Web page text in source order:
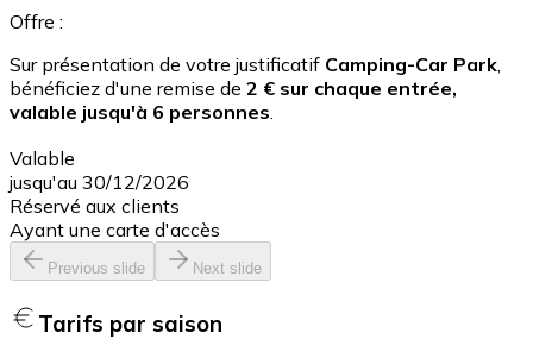
Offre :
Sur présentation de votre justificatif Camping-Car Park,
bénéficiez d'une remise de 2 € sur chaque entrée,
valable jusqu'à 6 personnes.
Valable
jusqu'au 30/12/2026
Réservé aux clients
Ayant une carte d'accès
Previous slide Next slide
Tarifs par saison